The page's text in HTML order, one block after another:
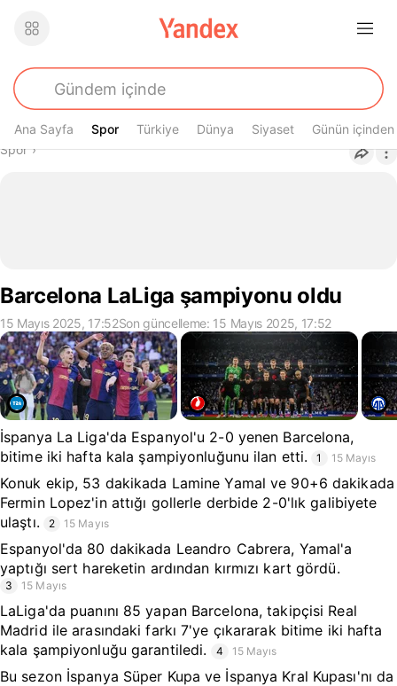
Ana Sayfa Spor
Spor Türkiye Dünya Siyaset Günün içinden
Buradasın
Spor›
Barcelona LaLiga şampiyonu oldu
15 Mayıs 2025, 17:52Son güncelleme: 15 Mayıs 2025, 17:52
İspanya La Liga'da Espanyol'u 2-0 yenen Barcelona,
bitime iki hafta kala şampiyonluğunu ilan etti.
1 15 Mayıs
Konuk ekip, 53 dakikada Lamine Yamal ve 90+6 dakikada
Fermin Lopez'in attığı gollerle derbide 2-0'lık galibiyete
ulaştı.
2 15 Mayıs
Espanyol'da 80 dakikada Leandro Cabrera, Yamal'a
yaptığı sert hareketin ardından kırmızı kart gördü.
3 15 Mayıs
LaLiga'da puanını 85 yapan Barcelona, takipçisi Real
Madrid ile arasındaki farkı 7'ye çıkararak bitime iki hafta
kala şampiyonluğu garantiledi.
4 15 Mayıs
Bu sezon İspanya Süper Kupa ve İspanya Kral Kupası'nı da